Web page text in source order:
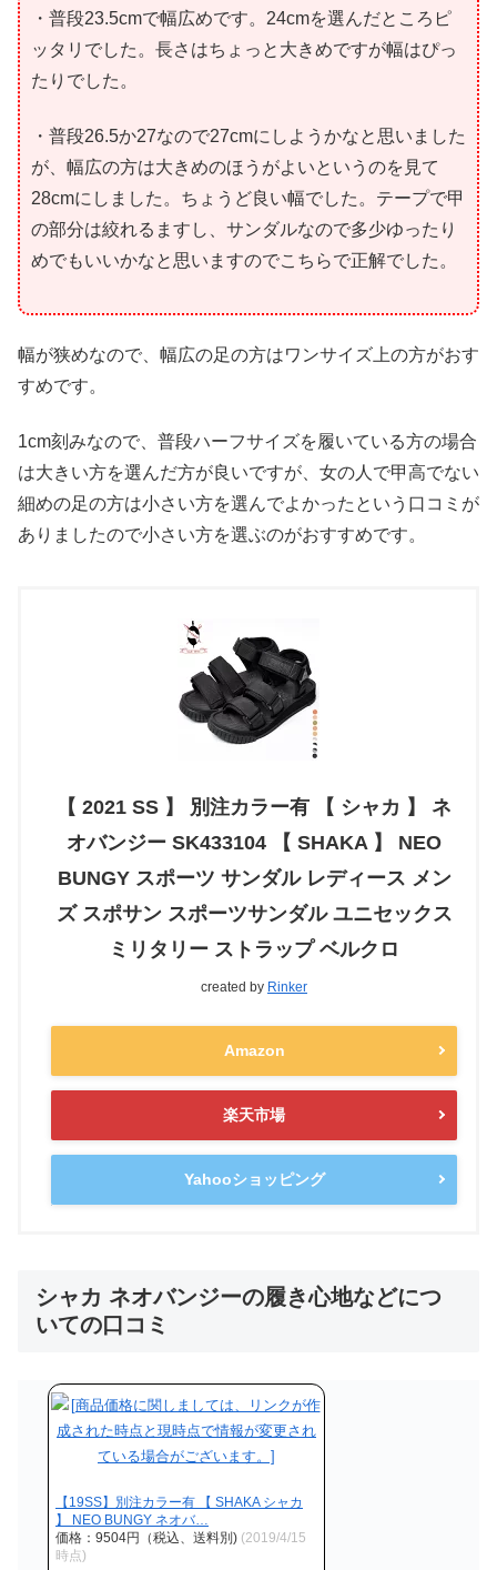
・普段23.5cmで幅広めです。24cmを選んだところピ
ッタリでした。長さはちょっと大きめですが幅はぴっ
たりでした。
・普段26.5か27なので27cmにしようかなと思いました
が、幅広の方は大きめのほうがよいというのを見て
28cmにしました。ちょうど良い幅でした。テープで甲
の部分は絞れるますし、サンダルなので多少ゆったり
めでもいいかなと思いますのでこちらで正解でした。
幅が狭めなので、幅広の足の方はワンサイズ上の方がおす
すめです。
1cm刻みなので、普段ハーフサイズを履いている方の場合
は大きい方を選んだ方が良いですが、女の人で甲高でない
細めの足の方は小さい方を選んでよかったという口コミが
ありましたので小さい方を選ぶのがおすすめです。
【 2021 SS 】 別注カラー有 【 シャカ 】 ネ
オバンジー SK433104 【 SHAKA 】 NEO
BUNGY スポーツ サンダル レディース メン
ズ スポサン スポーツサンダル ユニセックス
ミリタリー ストラップ ベルクロ
created by Rinker
Amazon
楽天市場
Yahooショッピング
シャカ ネオバンジーの履き心地などにつ
いての口コミ
【19SS】別注カラー有 【 SHAKA シャカ
】 NEO BUNGY ネオバ…
価格：9504円（税込、送料別) (2019/4/15
時点)